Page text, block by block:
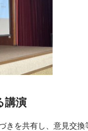
講演
きを共有し、意見交